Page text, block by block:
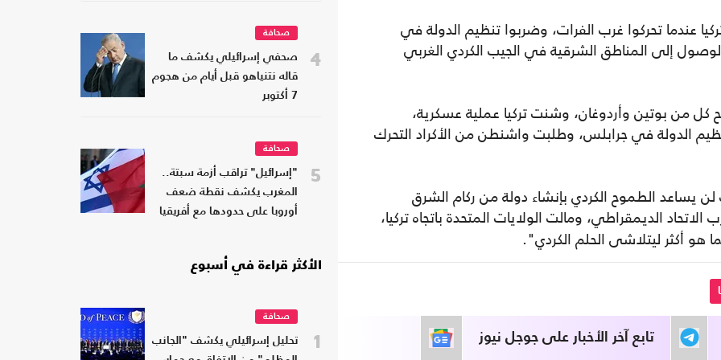
عندما تحركوا غرب الفرات، وضربوا تنظيم الدولة في
إلى المناطق الشرقية في الجيب الكردي الغربي
كل من بوتين وأردوغان، وشنت تركيا عملية عسكرية،
الدولة في جرابلس، وطلبت واشنطن من الأكراد التحرك
يساعد الطموح الكردي بإنشاء دولة من ركام الشرق
الديمقراطي، ومالت الولايات المتحدة باتجاه تركيا،
هو أكثر ليتلاشى الحلم الكردي".
تابع آخر الأخبار على جوجل نيوز
4
صحافة
صحفي إسرائيلي يكشف ما
قاله نتنياهو قبل أيام من هجوم
7 أكتوبر
5
صحافة
"إسرائيل" تراقب أزمة سبتة..
المغرب يكشف نقطة ضعف
أوروبا على حدودها مع أفريقيا
الأكثر قراءة في أسبوع
1
صحافة
تحليل إسرائيلي يكشف "الجانب